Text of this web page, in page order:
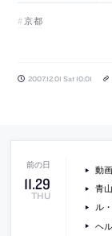
京都
2007.12.01 Sat 10:01
11.29
THU
動
青
ル
ヘ